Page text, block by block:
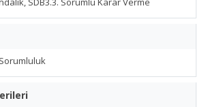
Sorumluluk